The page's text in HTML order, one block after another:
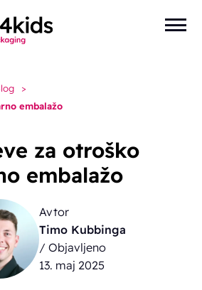
>
embalažo
za otroško
embalažo
Avtor
Timo Kubbinga
/ Objavljeno
13. maj 2025